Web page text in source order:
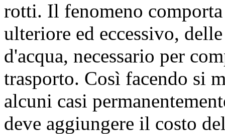
rotti. Il fenomeno
ulteriore ed eccessivo,
d'acqua, necessario per
trasporto. Così facendo si
alcuni casi
deve aggiungere il costo